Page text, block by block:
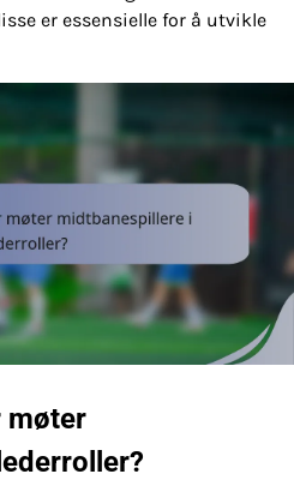
er essensielle for å utvikle
møter